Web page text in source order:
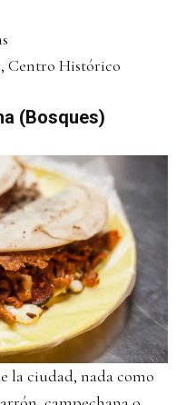
Centro Histórico
(Bosques)
la ciudad, nada como